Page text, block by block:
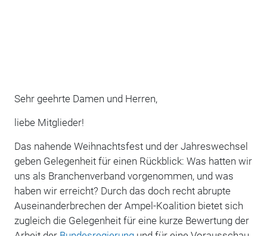
Sehr geehrte Damen und Herren,
liebe Mitglieder!
Das nahende Weihnachtsfest und der Jahreswechsel
geben Gelegenheit für einen Rückblick: Was hatten wir
uns als Branchenverband vorgenommen, und was
haben wir erreicht? Durch das doch recht abrupte
Auseinanderbrechen der Ampel-Koalition bietet sich
zugleich die Gelegenheit für eine kurze Bewertung der